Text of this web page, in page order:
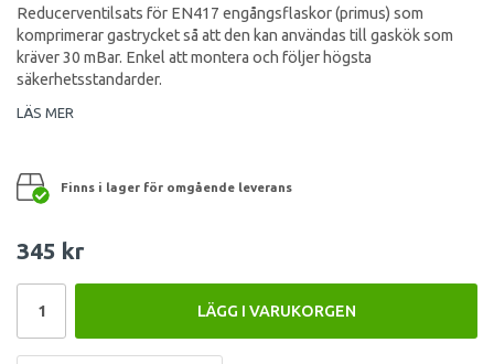
Reducerventilsats för EN417 engångsflaskor (primus) som
komprimerar gastrycket så att den kan användas till gaskök som
kräver 30 mBar. Enkel att montera och följer högsta
säkerhetsstandarder.
LÄS MER
Finns i lager för omgående leverans
345 kr
LÄGG I VARUKORGEN